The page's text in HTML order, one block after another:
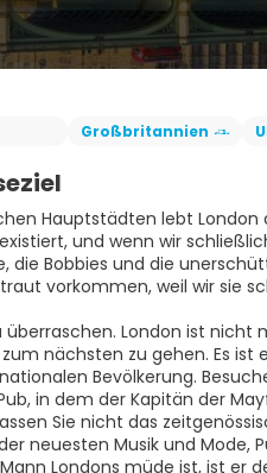
Großbritannien
Hauptstädten lebt
und wenn wir
die Bobbies und die
vorkommen, weil wir sie
überraschen. London ist
nächsten zu gehen. Es
Bevölkerung.
in dem der Kapitän der
Sie nicht das
neuesten Musik und Mode,
Londons müde ist, ist er